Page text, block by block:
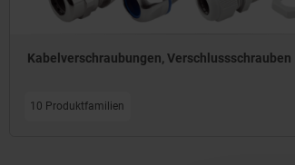
Kabelverschraubungen, Verschlussschrauben
10 Produktfamilien